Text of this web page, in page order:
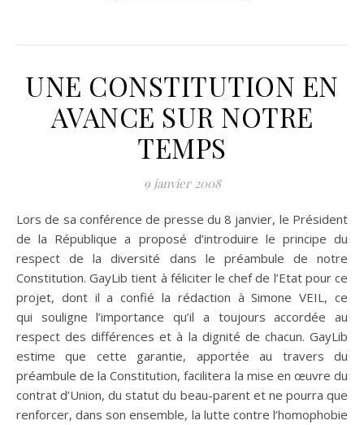
UNE CONSTITUTION EN
AVANCE SUR NOTRE
TEMPS
9 janvier 2008
Lors de sa conférence de presse du 8 janvier, le Président
de la République a proposé d’introduire le principe du
respect de la diversité dans le préambule de notre
Constitution. GayLib tient à féliciter le chef de l’Etat pour ce
projet, dont il a confié la rédaction à Simone VEIL, ce
qui souligne l’importance qu’il a toujours accordée au
respect des différences et à la dignité de chacun. GayLib
estime que cette garantie, apportée au travers du
préambule de la Constitution, facilitera la mise en œuvre du
contrat d’Union, du statut du beau-parent et ne pourra que
renforcer, dans son ensemble, la lutte contre l’homophobie